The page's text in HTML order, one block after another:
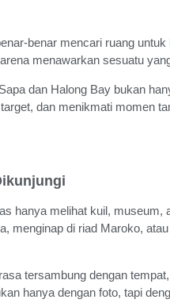
benar mencari ruang
menawarkan sesuatu
dan Halong Bay bukan
dan menikmati momen
hanya melihat kuil,
di riad Maroko,
tersambung dengan
hanya dengan foto, tapi